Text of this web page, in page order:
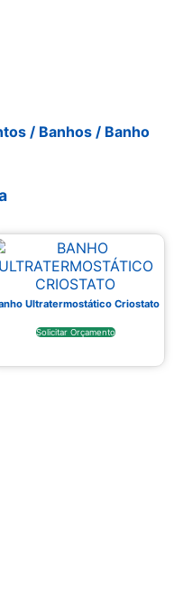
/ Banhos / Banho
Ultratermostático Criostato
Solicitar Orçamento